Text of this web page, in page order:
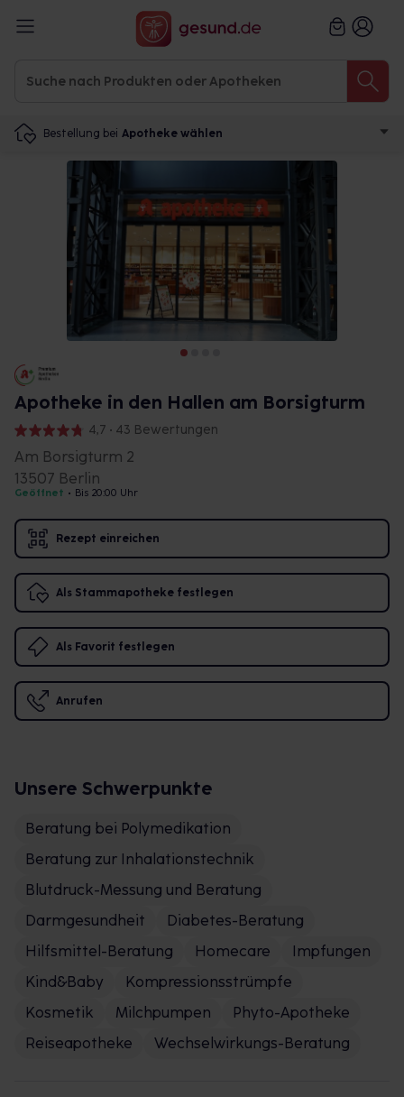
Bestellung bei Apotheke wählen
Apotheke in den Hallen am Borsigturm
4,7 • 43 Bewertungen
Am Borsigturm 2
13507 Berlin
Geöffnet • Bis 20:00 Uhr
Rezept einreichen
Als Stammapotheke festlegen
Als Favorit festlegen
Anrufen
Unsere Schwerpunkte
Beratung bei Polymedikation
Beratung zur Inhalationstechnik
Blutdruck-Messung und Beratung
Darmgesundheit
Diabetes-Beratung
Hilfsmittel-Beratung
Homecare
Impfungen
Kind&Baby
Kompressionsstrümpfe
Kosmetik
Milchpumpen
Phyto-Apotheke
Reiseapotheke
Wechselwirkungs-Beratung